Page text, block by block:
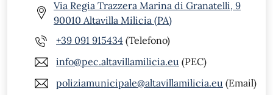
Via Regia Trazzera Marina di Granatelli, 9
90010 Altavilla Milicia (PA)
+39 091 915434 (Telefono)
info@pec.altavillamilicia.eu (PEC)
poliziamunicipale@altavillamilicia.eu (Email)